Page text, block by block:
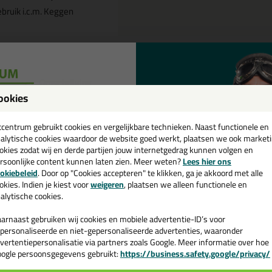
i.c.m. Keggen
Omschrijving Video
Plus Levelling Clips 1,5mm -
de Fix Plus Levelling Clips 1,5mm - 3 tot 13mm in 250 stuks
je meer weten over de toepassing en kenmerken van dit product?
gebruikt cookies en vergelijkbare technieken. Naast functionele en
cookies waardoor de website goed werkt, plaatsen we ook
zodat wij en derde partijen jouw internetgedrag kunnen volgen en
content kunnen laten zien. Meer weten?Lees hier ons
. Door op "Cookies accepteren" te klikken, ga je akkoord met alle
Indien je kiest voorweigeren, plaatsen we alleen functionele en
cookies.
gebruiken wij cookies en mobiele advertentie-ID’s voor
en niet-gepersonaliseerde advertenties, waaronder
via partners zoals Google. Meer informatie over hoe
persoonsgegevens gebruikt:https://business.safety.google/privacy/
💚
en ontvang een
€35,-bij je eerste bestelling!
de actiecode ›